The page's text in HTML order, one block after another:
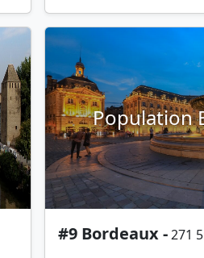
Population
#9 Bordeaux -271